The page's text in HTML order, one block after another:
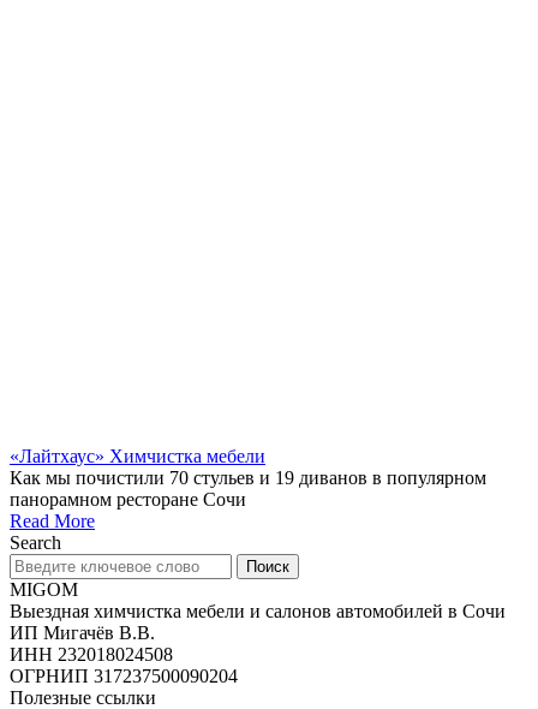
«Лайтхаус» Химчистка мебели
Как мы почистили 70 стульев и 19 диванов в популярном
панорамном ресторане Сочи
Read More
Search
Поиск
MIGOM
Выездная химчистка мебели и салонов автомобилей в Сочи
ИП Мигачёв В.В.
ИНН 232018024508
ОГРНИП 317237500090204
Полезные ссылки